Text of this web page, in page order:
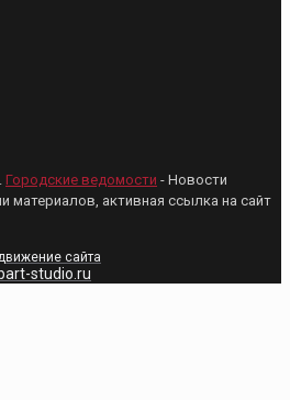
Городские ведомости - Новости
материалов, активная ссылка на сайт
сайта
studio.ru